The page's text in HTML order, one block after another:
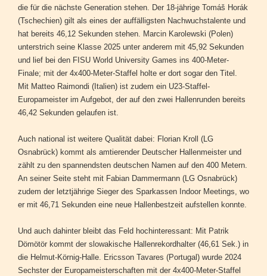
die für die nächste Generation stehen. Der 18-jährige Tomáš Horák
(Tschechien) gilt als eines der auffälligsten Nachwuchstalente und
hat bereits 46,12 Sekunden stehen. Marcin Karolewski (Polen)
unterstrich seine Klasse 2025 unter anderem mit 45,92 Sekunden
und lief bei den FISU World University Games ins 400-Meter-
Finale; mit der 4x400-Meter-Staffel holte er dort sogar den Titel.
Mit Matteo Raimondi (Italien) ist zudem ein U23-Staffel-
Europameister im Aufgebot, der auf den zwei Hallenrunden bereits
46,42 Sekunden gelaufen ist.
Auch national ist weitere Qualität dabei: Florian Kroll (LG
Osnabrück) kommt als amtierender Deutscher Hallenmeister und
zählt zu den spannendsten deutschen Namen auf den 400 Metern.
An seiner Seite steht mit Fabian Dammermann (LG Osnabrück)
zudem der letztjährige Sieger des Sparkassen Indoor Meetings, wo
er mit 46,71 Sekunden eine neue Hallenbestzeit aufstellen konnte.
Und auch dahinter bleibt das Feld hochinteressant: Mit Patrik
Dömötör kommt der slowakische Hallenrekordhalter (46,61 Sek.) in
die Helmut-Körnig-Halle. Ericsson Tavares (Portugal) wurde 2024
Sechster der Europameisterschaften mit der 4x400-Meter-Staffel